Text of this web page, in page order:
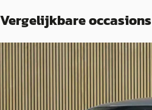
Vergelijkbare occasions
1.5 Hybrid Design Sport